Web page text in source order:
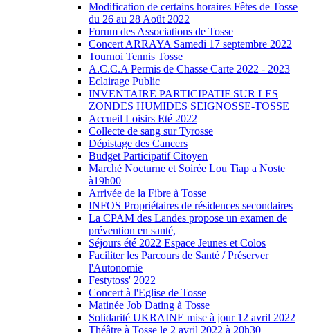
Modification de certains horaires Fêtes de Tosse
du 26 au 28 Août 2022
Forum des Associations de Tosse
Concert ARRAYA Samedi 17 septembre 2022
Tournoi Tennis Tosse
A.C.C.A Permis de Chasse Carte 2022 - 2023
Eclairage Public
INVENTAIRE PARTICIPATIF SUR LES
ZONDES HUMIDES SEIGNOSSE-TOSSE
Accueil Loisirs Eté 2022
Collecte de sang sur Tyrosse
Dépistage des Cancers
Budget Participatif Citoyen
Marché Nocturne et Soirée Lou Tiap a Noste
à19h00
Arrivée de la Fibre à Tosse
INFOS Propriétaires de résidences secondaires
La CPAM des Landes propose un examen de
prévention en santé,
Séjours été 2022 Espace Jeunes et Colos
Faciliter les Parcours de Santé / Préserver
l'Autonomie
Festytoss' 2022
Concert à l'Eglise de Tosse
Matinée Job Dating à Tosse
Solidarité UKRAINE mise à jour 12 avril 2022
Théâtre à Tosse le 2 avril 2022 à 20h30